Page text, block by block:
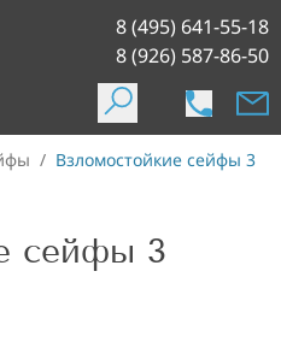
8 (495) 641-55-18
8 (926) 587-86-50
/ Взломостойкие сейфы 3
сейфы 3